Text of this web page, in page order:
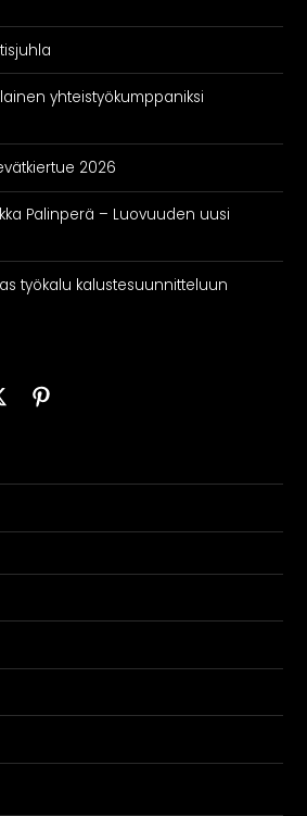
yhteistyökumppaniksi
2026
Palinperä – Luovuuden uusi
työkalu kalustesuunnitteluun